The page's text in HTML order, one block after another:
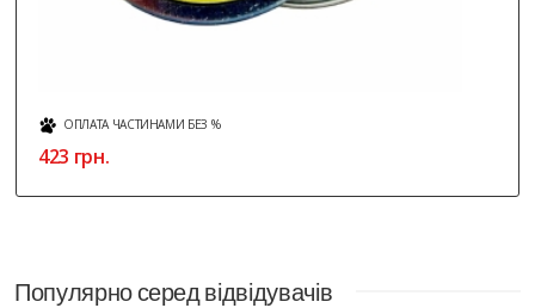
ОПЛАТА ЧАСТИНАМИ БЕЗ %
423 грн.
Популярно серед відвідувачів